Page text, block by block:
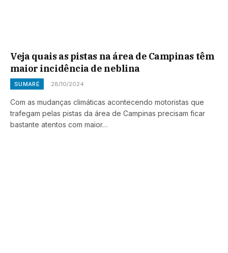
Veja quais as pistas na área de Campinas têm
maior incidência de neblina
SUMARÉ 28/10/2024
Com as mudanças climáticas acontecendo motoristas que
trafegam pelas pistas da área de Campinas precisam ficar
bastante atentos com maior…